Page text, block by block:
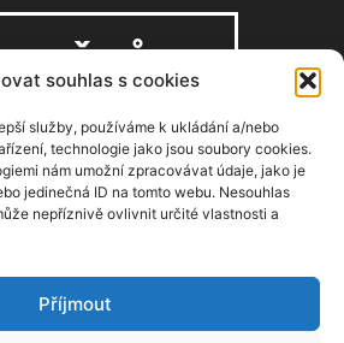
souhlas s cookies
služby, používáme k ukládání a/nebo
technologie jako jsou soubory cookies.
nám umožní zpracovávat údaje, jako je
jedinečná ID na tomto webu. Nesouhlas
nepříznivě ovlivnit určité vlastnosti a
Příjmout
O NÁS